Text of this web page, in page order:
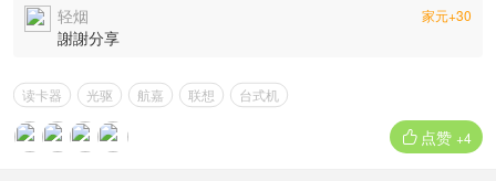
家元+30
轻烟
謝謝分享
读卡器 光驱 航嘉 联想 台式机
 点赞 +4